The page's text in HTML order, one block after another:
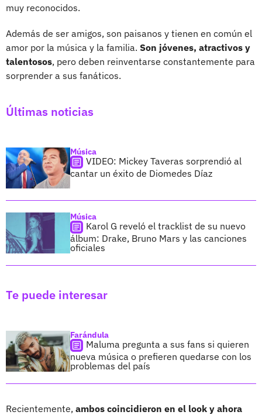
muy reconocidos.
Además de ser amigos, son paisanos y tienen en común el
amor por la música y la familia. Son jóvenes, atractivos y
talentosos, pero deben reinventarse constantemente para
sorprender a sus fanáticos.
Últimas noticias
Música
VIDEO: Mickey Taveras sorprendió al
cantar un éxito de Diomedes Díaz
Música
Karol G reveló el tracklist de su nuevo
álbum: Drake, Bruno Mars y las canciones
oficiales
Te puede interesar
Farándula
Maluma pregunta a sus fans si quieren
nueva música o prefieren quedarse con los
problemas del país
Recientemente, ambos coincidieron en el look y ahora